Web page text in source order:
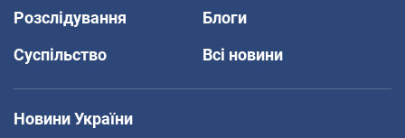
Розслідування
Блоги
Суспільство
Всі новини
Новини України